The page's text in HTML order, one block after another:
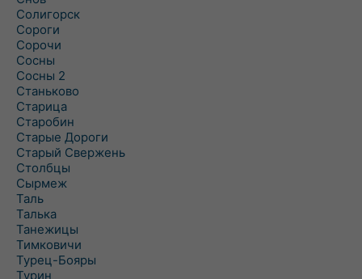
Солигорск
Сороги
Сорочи
Сосны
Сосны 2
Станьково
Старица
Старобин
Старые Дороги
Старый Свержень
Столбцы
Сырмеж
Таль
Талька
Танежицы
Тимковичи
Турец-Бояры
Турин